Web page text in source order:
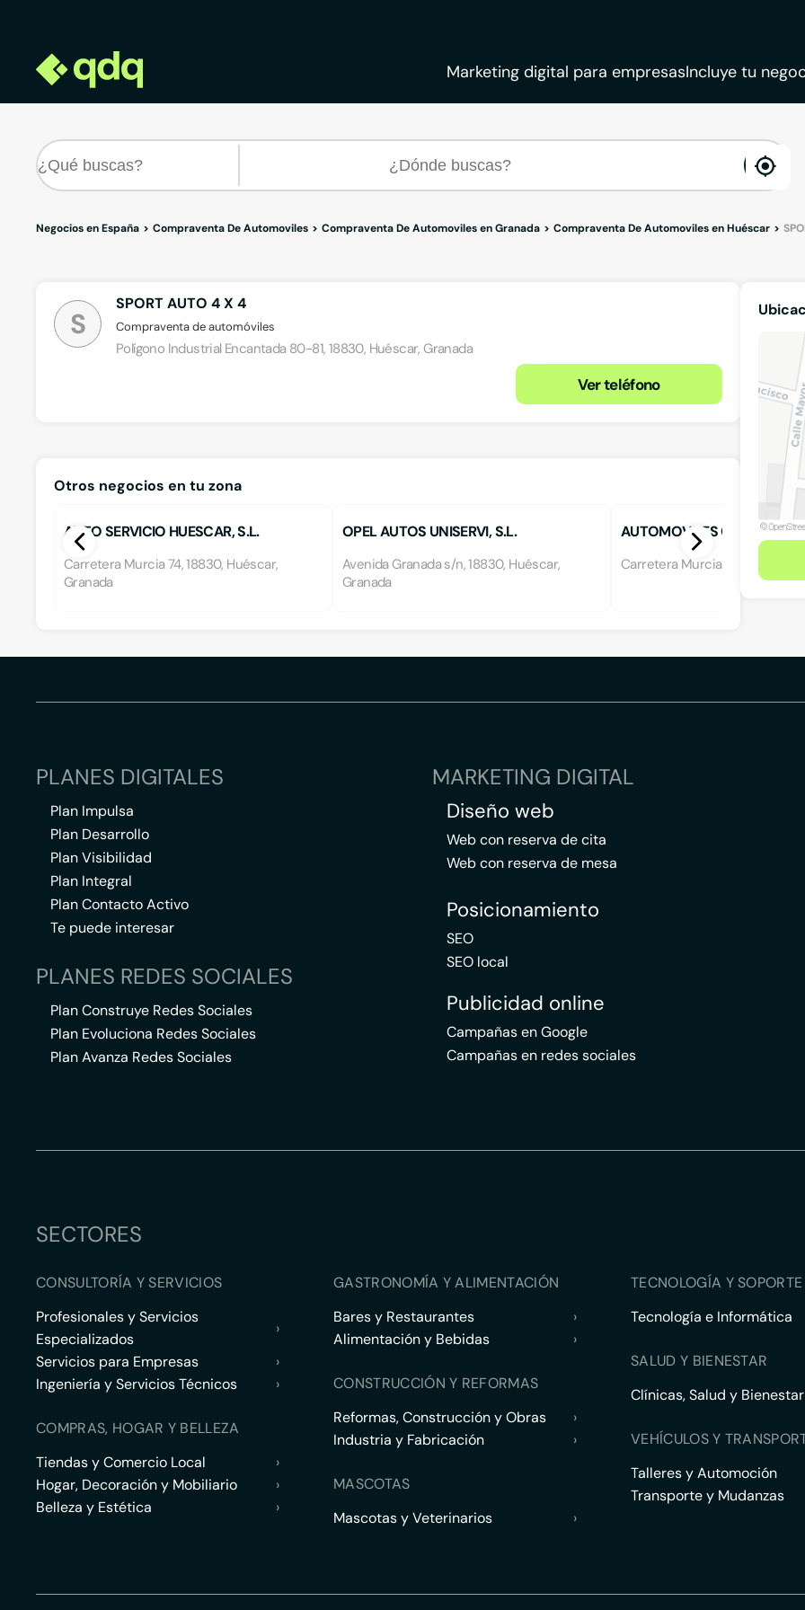
Marketing digital para empresasIncluye tu
Negocios en España Compraventa De Automoviles Compraventa De Automoviles en Granada Compraventa De Automoviles en Huéscar
S
SPORT AUTO 4 X 4
Compraventa de automóviles
Polígono Industrial Encantada 80-81, 18830, Huéscar, Granada
Ver teléfono
Otros negocios en tu zona
AUTO SERVICIO HUESCAR, S.L.
Carretera Murcia 74, 18830, Huéscar,
Granada
OPEL AUTOS UNISERVI, S.L.
Avenida Granada s/n, 18830, Huéscar,
Granada
AUTOMOVILES CRISTOBAL
Carretera Murcia s/n, 18850,
PLANES DIGITALES
Plan Impulsa
Plan Desarrollo
Plan Visibilidad
Plan Integral
Plan Contacto Activo
Te puede interesar
PLANES REDES SOCIALES
Plan Construye Redes Sociales
Plan Evoluciona Redes Sociales
Plan Avanza Redes Sociales
MARKETING DIGITAL
Diseño web
Web con reserva de cita
Web con reserva de mesa
Posicionamiento
SEO
SEO local
Publicidad online
Campañas en Google
Campañas en redes sociales
SECTORES
CONSULTORÍA Y SERVICIOS
Profesionales y Servicios
Especializados
›
Servicios para Empresas
›
Ingeniería y Servicios Técnicos
›
COMPRAS, HOGAR Y BELLEZA
Tiendas y Comercio Local
›
Hogar, Decoración y Mobiliario
›
Belleza y Estética
›
GASTRONOMÍA Y ALIMENTACIÓN
Bares y Restaurantes
›
Alimentación y Bebidas
›
CONSTRUCCIÓN Y REFORMAS
Reformas, Construcción y Obras
›
Industria y Fabricación
›
MASCOTAS
Mascotas y Veterinarios
›
TECNOLOGÍA Y
Tecnología e Informática
SALUD Y BIENESTAR
Clínicas, Salud y Bienestar
VEHÍCULOS Y
Talleres y Automoción
Transporte y Mudanzas